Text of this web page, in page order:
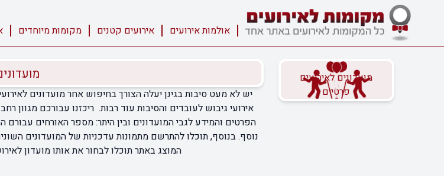
אולמות אירועים אירועים קטנים מקומות מיוחדים
מועדונים לאירועים
פרטיים
יש לא מעט סיבות בגינן יעלה הצורך בחיפוש אחרמועדונים
אירועי גיבוש לעובדים והסיבות עוד רבות. ריכזנו עבורכם מגוון
הפרטים והמידע לגבי המועדונים ובין היתר: מספר האורחים עבורם
נוסף. בנוסף, תוכלו להתרשם מתמונות עדכניות של המועדונים
המוצג באתר תוכלו לבחור את אותו מועדון